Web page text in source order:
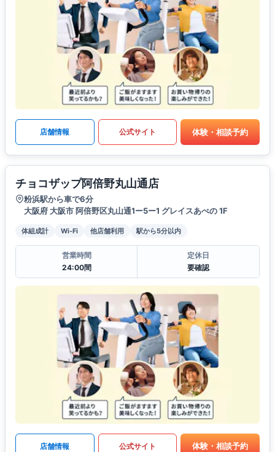
店舗情報 公式サイト 体験・相談予約
チョコザップ阿倍野丸山通店
粉浜駅から車で6分
大阪府 大阪市 阿倍野区丸山通1ー5ー1 グレイスあべの 1F
体組成計 Wi-Fi 他店舗利用 駅から5分以内
営業時間
24:00間
定休日
要確認
店舗情報 公式サイト 体験・相談予約